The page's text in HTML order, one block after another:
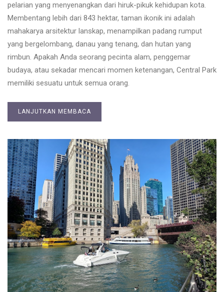
pelarian yang menyenangkan dari hiruk-pikuk kehidupan kota.
Membentang lebih dari 843 hektar, taman ikonik ini adalah
mahakarya arsitektur lanskap, menampilkan padang rumput
yang bergelombang, danau yang tenang, dan hutan yang
rimbun. Apakah Anda seorang pecinta alam, penggemar
budaya, atau sekadar mencari momen ketenangan, Central Park
memiliki sesuatu untuk semua orang.
LANJUTKAN MEMBACA